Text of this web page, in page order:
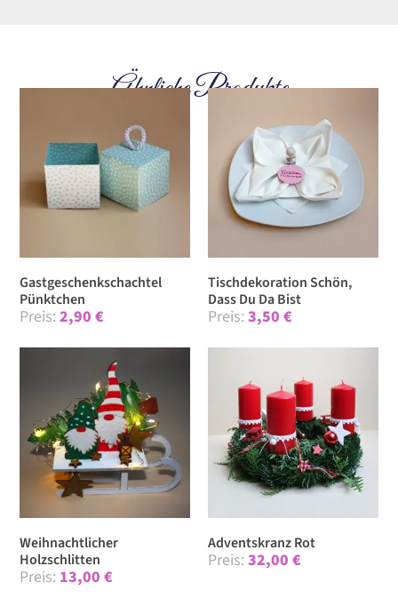
Ähnliche Produkte
Gastgeschenk­schachtel
Pünktchen
2,90€
Tischdekoration Schön,
Dass Du Da Bist
3,50 €
Weihnachtlicher
Holzschlitten
13,00€
Adventskranz Rot
32,00 €